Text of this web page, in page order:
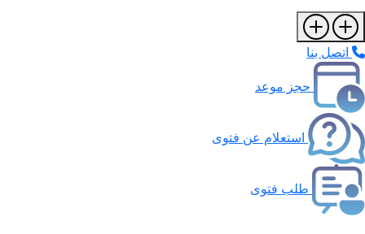
اتصل بنا
حجز موعد
استعلام عن فتوى
طلب فتوى